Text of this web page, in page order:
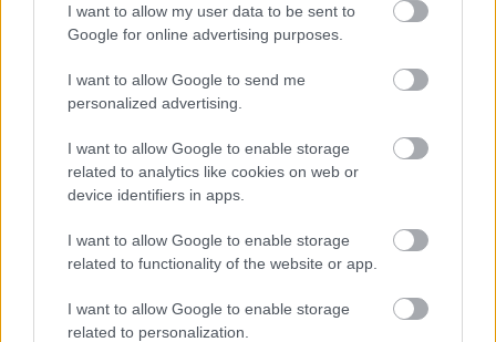
I want to allow my user data to be sent to
Google for online advertising purposes.
I want to allow Google to send me
personalized advertising.
I want to allow Google to enable storage
related to analytics like cookies on web or
device identifiers in apps.
I want to allow Google to enable storage
related to functionality of the website or app.
I want to allow Google to enable storage
related to personalization.